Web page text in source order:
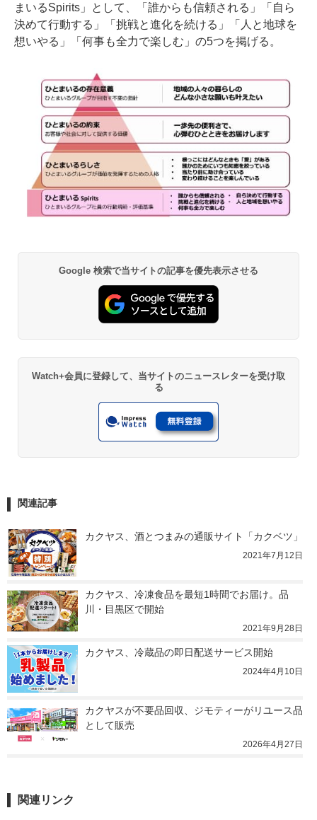
まいるSpirits」として、「誰からも信頼される」「自ら
決めて行動する」「挑戦と進化を続ける」「人と地球を
想いやる」「何事も全力で楽しむ」の5つを掲げる。
Google 検索で当サイトの記事を優先表示させる
Watch+会員に登録して、当サイトのニュースレターを受け取
る
関連記事
カクヤス、酒とつまみの通販サイト「カクベツ」
2021年7月12日
カクヤス、冷凍食品を最短1時間でお届け。品
川・目黒区で開始
2021年9月28日
カクヤス、冷蔵品の即日配送サービス開始
2024年4月10日
カクヤスが不要品回収、ジモティーがリユース品
として販売
2026年4月27日
関連リンク